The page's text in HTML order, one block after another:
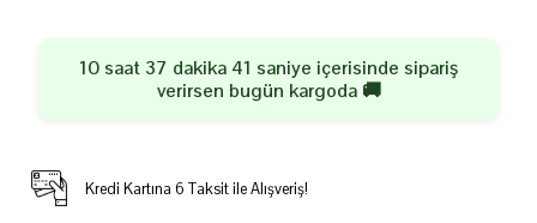
10 saat 37 dakika 41 saniye içerisinde sipariş
verirsen bugün kargoda 🚚
Kredi Kartına 6 Taksit ile Alışveriş!